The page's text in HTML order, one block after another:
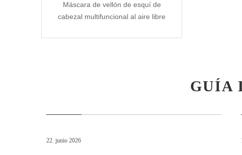
Máscara de vellón de esquí de
cabezal multifuncional al aire libre
GUÍA
22. junio 2026